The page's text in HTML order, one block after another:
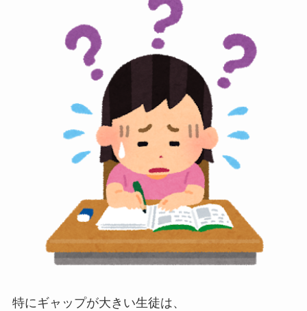
特にギャップが大きい生徒は、